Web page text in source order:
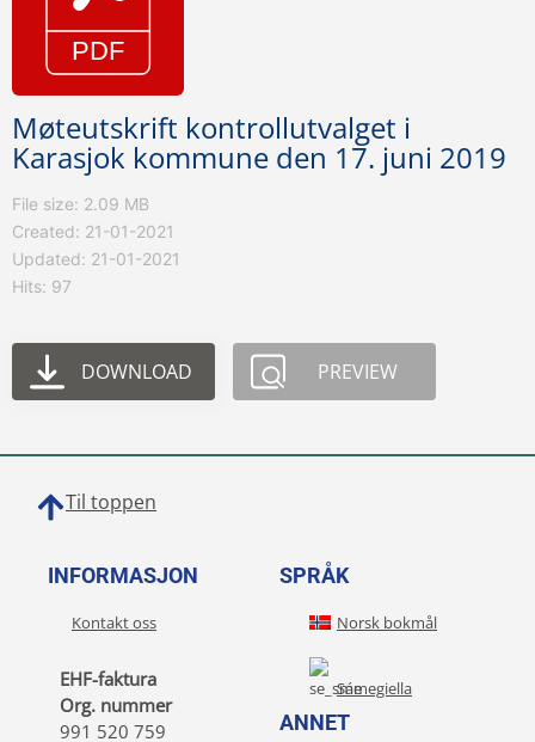
Møteutskrift kontrollutvalget i
Karasjok kommune den 17. juni 2019
File size: 2.09 MB
Created: 21-01-2021
Updated: 21-01-2021
Hits: 97
DOWNLOAD PREVIEW
Til toppen
INFORMASJON
Kontakt oss
EHF-faktura
Org. nummer
991 520 759
SPRÅK
Norsk bokmål
Sámegiella
ANNET